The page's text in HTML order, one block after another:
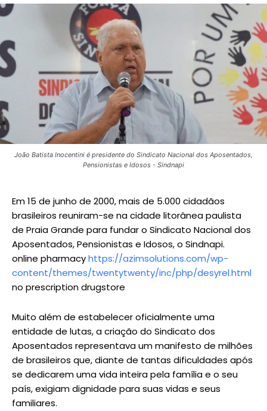
João Batista Inocentini é presidente do Sindicato Nacional dos Aposentados,
Pensionistas e Idosos - Sindnapi
Em 15 de junho de 2000, mais de 5.000 cidadãos
brasileiros reuniram-se na cidade litorânea paulista
de Praia Grande para fundar o Sindicato Nacional dos
Aposentados, Pensionistas e Idosos, o Sindnapi.
online pharmacyhttps://azimsolutions.com/wp-
content/themes/twentytwenty/inc/php/desyrel.html
no prescription drugstore
Muito além de estabelecer oficialmente uma
entidade de lutas, a criação do Sindicato dos
Aposentados representava um manifesto de milhões
de brasileiros que, diante de tantas dificuldades após
se dedicarem uma vida inteira pela família e o seu
país, exigiam dignidade para suas vidas e seus
familiares.